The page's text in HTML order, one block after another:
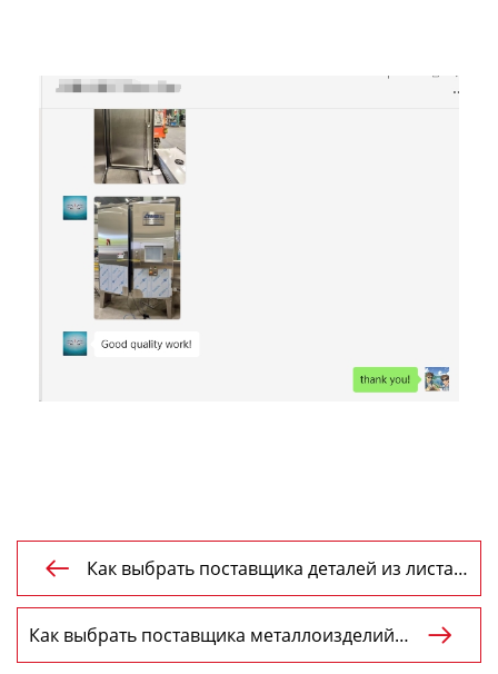

Как выбрать поставщика деталей из листа
по заказу?
Как выбрать поставщика металлоизделий
на заказ?
